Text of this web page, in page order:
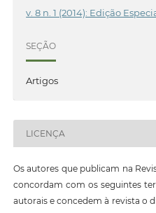
v. 8 n. 1 (2014): Edição
SEÇÃO
Artigos
LICENÇA
Os autores que publicam na
concordam com os seguintes
autorais e concedem à revista o